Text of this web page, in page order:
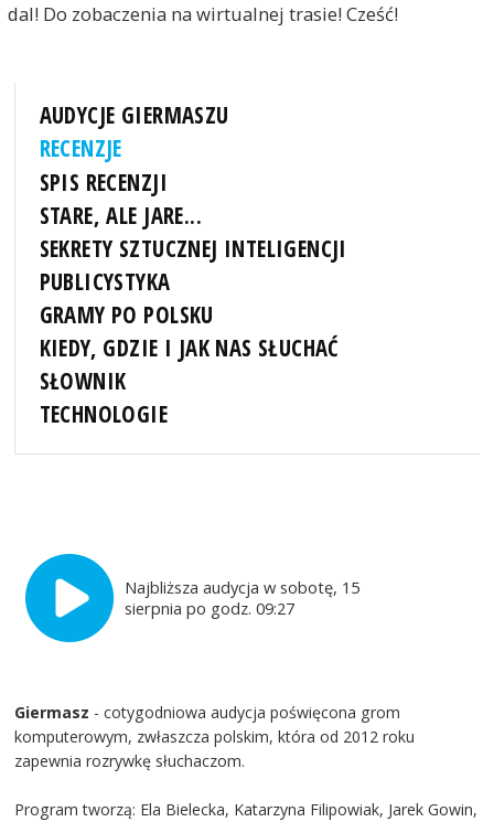
dal! Do zobaczenia na wirtualnej trasie! Cześć!
AUDYCJE GIERMASZU
RECENZJE
SPIS RECENZJI
STARE, ALE JARE...
SEKRETY SZTUCZNEJ INTELIGENCJI
PUBLICYSTYKA
GRAMY PO POLSKU
KIEDY, GDZIE I JAK NAS SŁUCHAĆ
SŁOWNIK
TECHNOLOGIE
Najbliższa audycja w sobotę, 15
sierpnia po godz. 09:27
Giermasz - cotygodniowa audycja poświęcona grom
komputerowym, zwłaszcza polskim, która od 2012 roku
zapewnia rozrywkę słuchaczom.
Program tworzą: Ela Bielecka, Katarzyna Filipowiak, Jarek Gowin,